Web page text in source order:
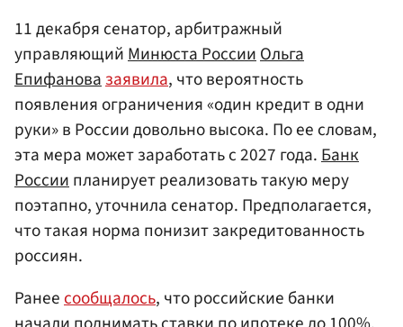
11 декабря сенатор, арбитражный
управляющийМинюста РоссииОльга
Епифановазаявила, что вероятность
появления ограничения «один кредит в одни
руки» в России довольно высока. По ее словам,
эта мера может заработать с 2027 года.Банк
Россиипланирует реализовать такую меру
поэтапно, уточнила сенатор. Предполагается,
что такая норма понизит закредитованность
россиян.
Ранеесообщалось, что российские банки